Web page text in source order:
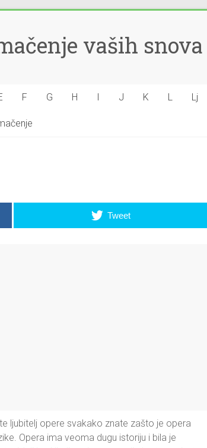
vaših snova
F G H I J K L Lj
Tweet
ljubitelj opere svakako znate zašto je opera
Opera ima veoma dugu istoriju i bila je